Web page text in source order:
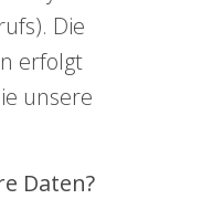
Die
erfolgt
unsere
Daten?